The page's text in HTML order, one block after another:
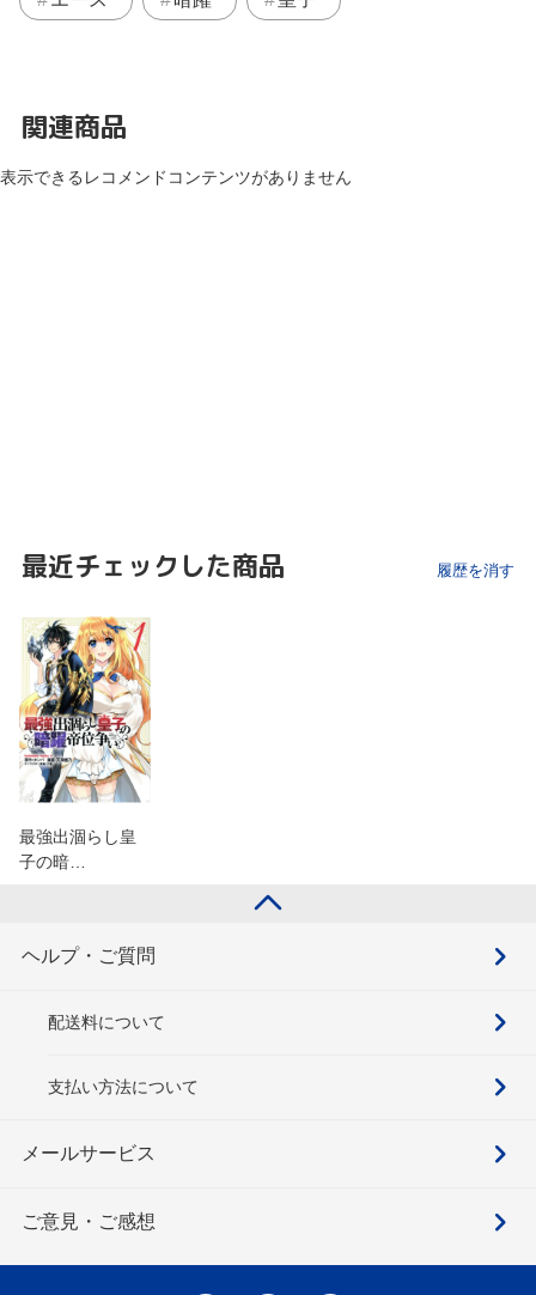
関連商品
表示できるレコメンドコンテンツがありません
最近チェックした商品 履歴を消す
最強出涸らし皇
子の暗…
ヘルプ・ご質問
配送料について
支払い方法について
メールサービス
ご意見・ご感想